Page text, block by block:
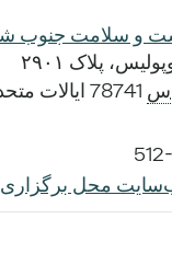
و سلامت جنوب
پلاک ۲۹۰۱
78741 ایالات
محل برگزاری